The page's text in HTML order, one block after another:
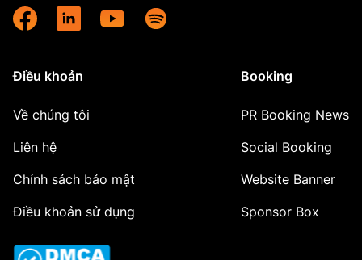
Điều khoản
Về chúng tôi
Liên hệ
Chính sách bảo mật
Điều khoản sử dụng
Booking
PR Booking News
Social Booking
Website Banner
Sponsor Box